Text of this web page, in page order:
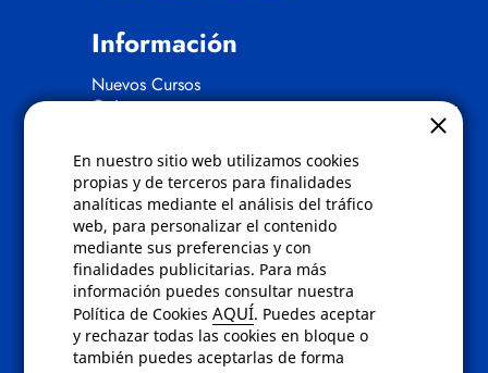
En nuestro sitio web utilizamos cookies
propias y de terceros para finalidades
analíticas mediante el análisis del tráfico
web, para personalizar el contenido
mediante sus preferencias y con
finalidades publicitarias. Para más
información puedes consultar nuestra
Política de CookiesAQUÍ. Puedes aceptar
y rechazar todas las cookies en bloque o
también puedes aceptarlas de forma
Información
Nuevos Cursos
Quienes somos
Políticas
Condiciones de compra
Aviso de privacidad
Cookies
Bajas comunicados comerciales
Derecho de desistimiento
Preguntas frecuentes